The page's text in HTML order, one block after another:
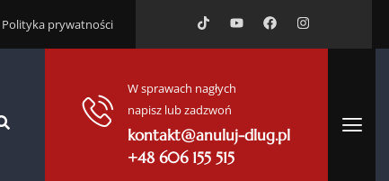
Polityka prywatności
W sprawach nagłych
napisz lub zadzwoń
kontakt@anuluj-dlug.pl
+48 606 155 515